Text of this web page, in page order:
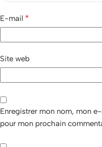
E-mail *
Site web
Enregistrer mon nom, mon
pour mon prochain